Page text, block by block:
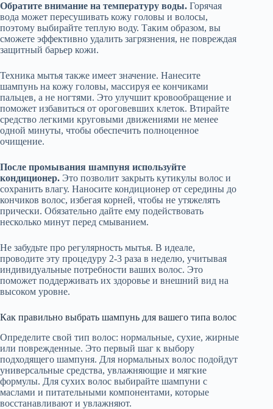
Обратите внимание на температуру воды. Горячая
вода может пересушивать кожу головы и волосы,
поэтому выбирайте теплую воду. Таким образом, вы
сможете эффективно удалить загрязнения, не повреждая
защитный барьер кожи.
Техника мытья также имеет значение. Нанесите
шампунь на кожу головы, массируя ее кончиками
пальцев, а не ногтями. Это улучшит кровообращение и
поможет избавиться от ороговевших клеток. Втирайте
средство легкими круговыми движениями не менее
одной минуты, чтобы обеспечить полноценное
очищение.
После промывания шампуня используйте
кондиционер. Это позволит закрыть кутикулы волос и
сохранить влагу. Наносите кондиционер от середины до
кончиков волос, избегая корней, чтобы не утяжелять
прически. Обязательно дайте ему подействовать
несколько минут перед смыванием.
Не забудьте про регулярность мытья. В идеале,
проводите эту процедуру 2-3 раза в неделю, учитывая
индивидуальные потребности ваших волос. Это
поможет поддерживать их здоровье и внешний вид на
высоком уровне.
Как правильно выбрать шампунь для вашего типа волос
Определите свой тип волос: нормальные, сухие, жирные
или поврежденные. Это первый шаг к выбору
подходящего шампуня. Для нормальных волос подойдут
универсальные средства, увлажняющие и мягкие
формулы. Для сухих волос выбирайте шампуни с
маслами и питательными компонентами, которые
восстанавливают и увлажняют.